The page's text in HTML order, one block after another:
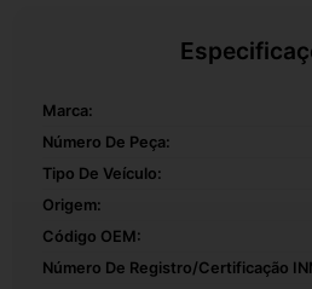
Marca:
Número De Peça:
Tipo De Veículo:
Origem:
Código OEM:
Número De Registro/certificação